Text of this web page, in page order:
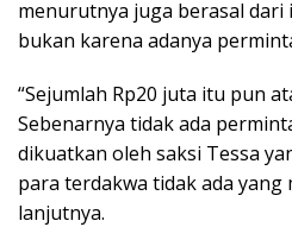
menurutnya juga berasal
bukan karena adanya
“Sejumlah Rp20 juta itu pun
Sebenarnya tidak ada
dikuatkan oleh saksi Tessa
para terdakwa tidak ada yang
lanjutnya.